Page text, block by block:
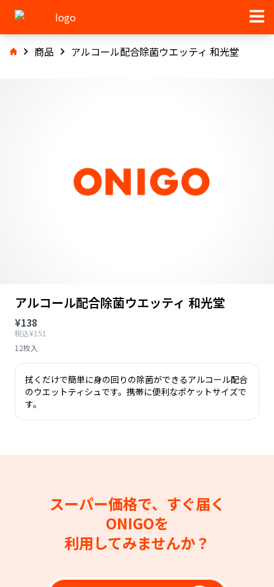
商品 アルコール配合除菌ウエッティ 和光堂
アルコール配合除菌ウエッティ 和光堂
¥138
税込¥151
12枚入
拭くだけで簡単に身の回りの除菌ができるアルコール配合
のウエットティシュです。携帯に便利なポケットサイズで
す。
スーパー価格で、すぐ届く
ONIGOを
利用してみませんか？